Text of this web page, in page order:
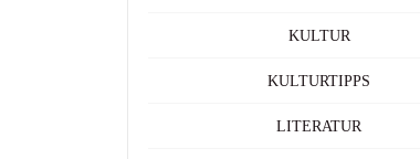
KULTUR
KULTURTIPPS
LITERATUR